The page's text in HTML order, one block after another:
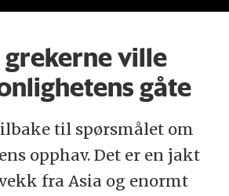
grekerne ville
gåte
til spørsmålet om
opphav. Det er en jakt
fra Asia og enormt